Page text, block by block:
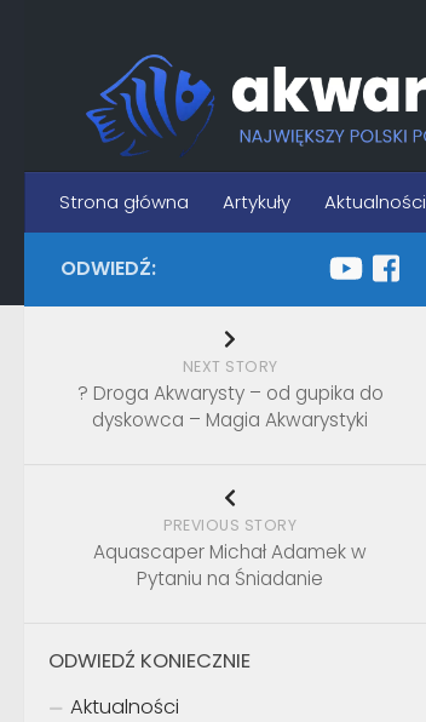
Strona główna Artykuły Aktualności
ODWIEDŹ:
NEXT STORY
? Droga Akwarysty – od gupika do
dyskowca – Magia Akwarystyki
PREVIOUS STORY
Aquascaper Michał Adamek w
Pytaniu na Śniadanie
ODWIEDŹ KONIECZNIE
Aktualności